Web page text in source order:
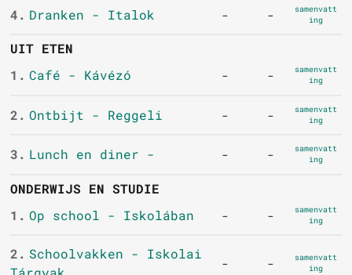
4. Dranken - Italok - -
samenvatt
ing
UIT ETEN
1. Café - Kávézó - -
samenvatt
ing
2. Ontbijt - Reggeli - -
samenvatt
ing
3. Lunch en diner - - -
samenvatt
ing
ONDERWIJS EN STUDIE
1. Op school - Iskolában - -
samenvatt
ing
2. Schoolvakken - Iskolai
- -
samenvatt
ing